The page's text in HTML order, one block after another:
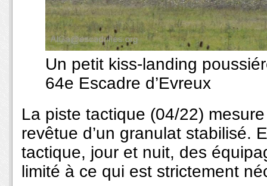
Un petit kiss-landing
64e Escadre d’Evreux
La piste tactique (04/22)
revêtue d’un granulat stabilisé.
tactique, jour et nuit, des
limité à ce qui est strictement